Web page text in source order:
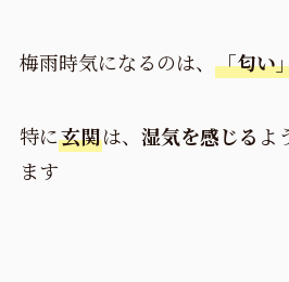
梅雨時気になるのは、 「匂い
特に玄関は、 湿気を感じる よ
ます